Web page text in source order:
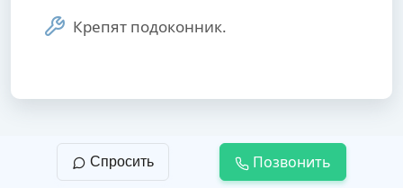
Крепят подоконник.
Спросить Позвонить